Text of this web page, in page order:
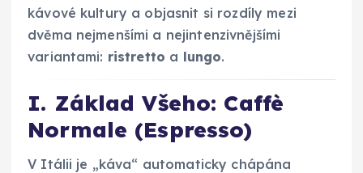
kávové kultury a objasnit si rozdíly mezi
dvěma nejmenšími a nejintenzivnějšími
variantami: ristretto a lungo.
I. Základ Všeho: Caffè
Normale (Espresso)
V Itálii je „káva“ automaticky chápána